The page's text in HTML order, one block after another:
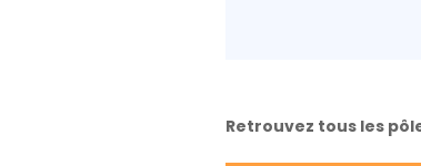
Retrouvez tous les